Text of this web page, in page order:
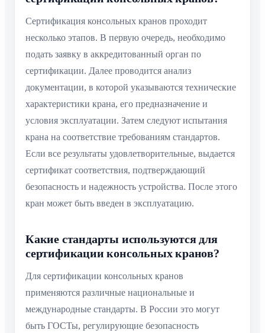
Сертификация консольных кранов проходит
несколько этапов. В первую очередь, необходимо
подать заявку в аккредитованный орган по
сертификации. Далее проводится анализ
документации, в которой указываются технические
характеристики крана, его предназначение и
условия эксплуатации. Затем следуют испытания
крана на соответствие требованиям стандартов.
Если все результаты удовлетворительные, выдается
сертификат соответствия, подтверждающий
безопасность и надежность устройства. После этого
кран может быть введен в эксплуатацию.
Какие стандарты используются для
сертификации консольных кранов?
Для сертификации консольных кранов
применяются различные национальные и
международные стандарты. В России это могут
быть ГОСТы, регулирующие безопасность